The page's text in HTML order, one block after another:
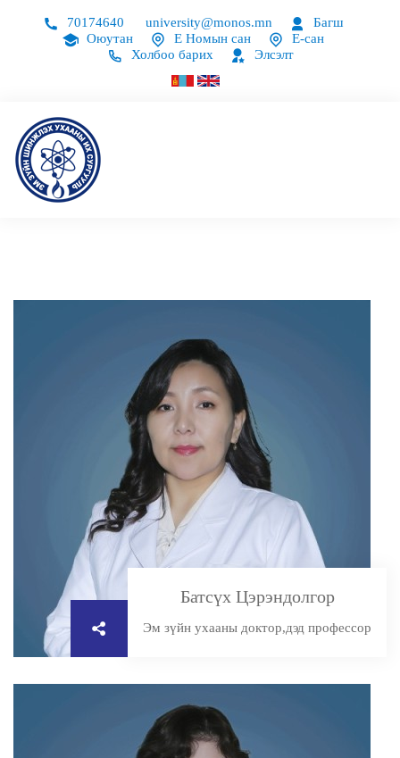
70174640 university@monos.mn
Багш
Оюутан
Е Номын сан
Е-сан
Холбоо барих
Элсэлт
Батсүх Цэрэндолгор
Эм зүйн ухааны доктор,дэд профессор